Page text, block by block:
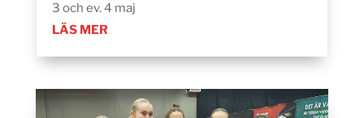
3 och ev. 4 maj
LÄS MER